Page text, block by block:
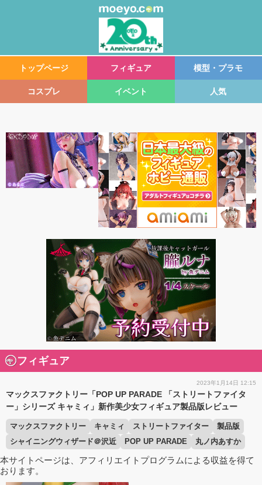
トップページ フィギュア 模型・プラモ
コスプレ イベント 人気
フィギュア
2023年1月14日 12:15
マックスファクトリー「POP UP PARADE 「ストリートファイタ
ー」シリーズ キャミィ」新作美少女フィギュア製品版レビュー
マックスファクトリー キャミィ ストリートファイター
製品版
シャイニングウィザード＠沢近
POP UP PARADE 丸ノ内あすか
本サイトページは、アフィリエイトプログラムによる収益を得て
おります。